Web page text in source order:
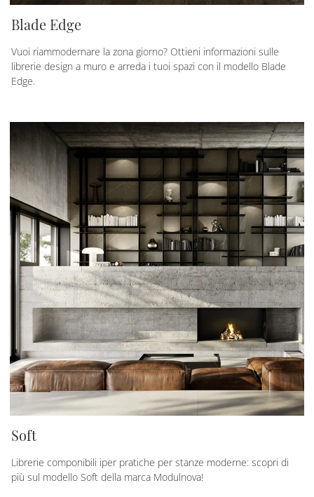
Blade Edge
Vuoi riammodernare la zona giorno? Ottieni informazioni sulle
librerie design a muro e arreda i tuoi spazi con il modello Blade
Edge.
Soft
Librerie componibili iper pratiche per stanze moderne: scopri di
più sul modello Soft della marca Modulnova!